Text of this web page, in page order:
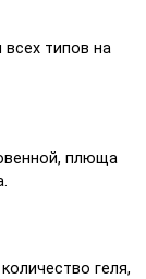
типов на
плюща
геля,